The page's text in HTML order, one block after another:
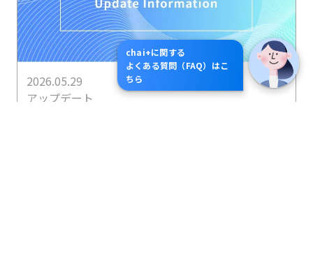
2026.05.29
アップデート
chai+に関する
よくある質問（FAQ）はこ
ちら